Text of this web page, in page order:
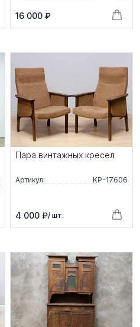
16 000 ₽
Пара винтажных кресел
Артикул: КР-17606
4 000 ₽/ шт.